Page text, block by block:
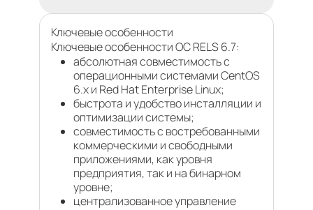
Ключевые особенности
Ключевые особенности ОС RELS 6.7:
абсолютная совместимость с
операционными системами CentOS
6.x и Red Hat Enterprise Linux;
быстрота и удобство инсталляции и
оптимизации системы;
совместимость с востребованными
коммерческими и свободными
приложениями, как уровня
предприятия, так и на бинарном
уровне;
централизованное управление